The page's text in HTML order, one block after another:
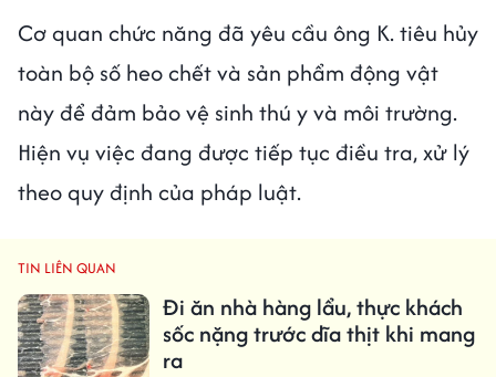
Cơ quan chức năng đã yêu cầu ông K. tiêu hủy
toàn bộ số heo chết và sản phẩm động vật
này để đảm bảo vệ sinh thú y và môi trường.
Hiện vụ việc đang được tiếp tục điều tra, xử lý
theo quy định của pháp luật.
TIN LIÊN QUAN
Đi ăn nhà hàng lẩu, thực khách
sốc nặng trước dĩa thịt khi mang
ra